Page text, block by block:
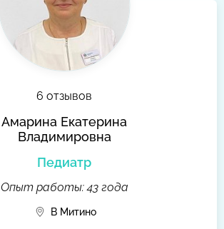
6 отзывов
Амарина Екатерина
Владимировна
Педиатр
Опыт работы: 43 года
В Митино